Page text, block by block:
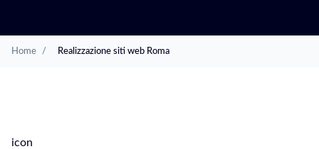
Home / Realizzazione siti web Roma
icon